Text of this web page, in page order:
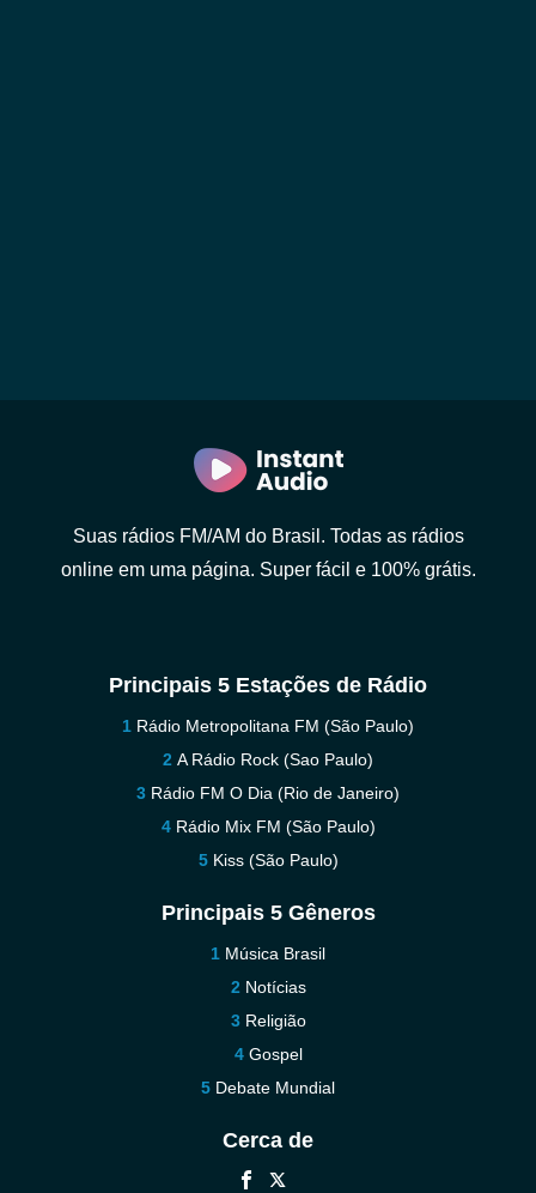
Suas rádios FM/AM do Brasil. Todas as rádios
online em uma página. Super fácil e 100% grátis.
Principais 5 Estações de Rádio
Rádio Metropolitana FM (São Paulo)
A Rádio Rock (Sao Paulo)
Rádio FM O Dia (Rio de Janeiro)
Rádio Mix FM (São Paulo)
Kiss (São Paulo)
Principais 5 Gêneros
Música Brasil
Notícias
Religião
Gospel
Debate Mundial
Cerca de